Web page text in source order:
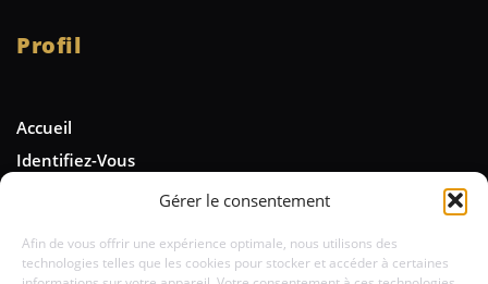
Gérer le consentement
Afin de vous offrir une expérience optimale, nous utilisons des
technologies telles que les cookies pour stocker et accéder à certaines
Profil
Accueil
Identifiez-Vous
Newsletter
Tenez-vous informé des nouveautés et